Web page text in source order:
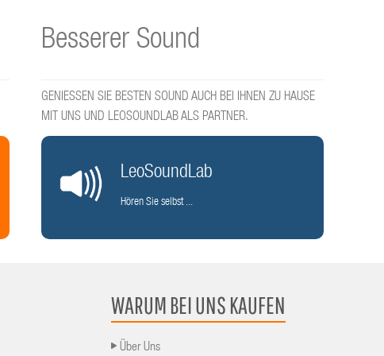
Besserer Sound
GENIESSEN SIE BESTEN SOUND AUCH BEI IHNEN ZU HAUSE
MIT UNS UND LEOSOUNDLAB ALS PARTNER.
LeoSoundLab
Hören Sie selbst ...
WARUM BEI UNS KAUFEN
Über Uns